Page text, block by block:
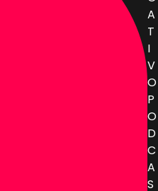
A
T
I
V
O
P
O
D
C
A
S